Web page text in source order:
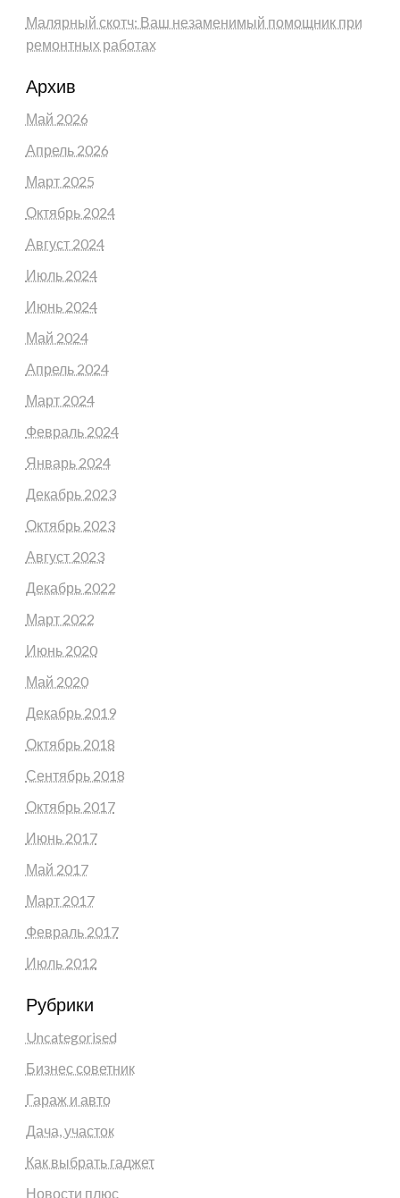
Малярный скотч: Ваш незаменимый помощник при
ремонтных работах
Архив
Май 2026
Апрель 2026
Март 2025
Октябрь 2024
Август 2024
Июль 2024
Июнь 2024
Май 2024
Апрель 2024
Март 2024
Февраль 2024
Январь 2024
Декабрь 2023
Октябрь 2023
Август 2023
Декабрь 2022
Март 2022
Июнь 2020
Май 2020
Декабрь 2019
Октябрь 2018
Сентябрь 2018
Октябрь 2017
Июнь 2017
Май 2017
Март 2017
Февраль 2017
Июль 2012
Рубрики
Uncategorised
Бизнес советник
Гараж и авто
Дача, участок
Как выбрать гаджет
Новости плюс